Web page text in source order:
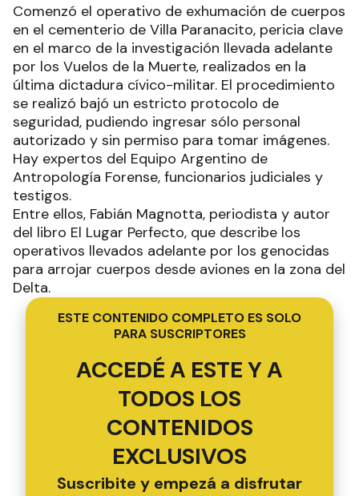
Comenzó el operativo de exhumación de cuerpos
en el cementerio de Villa Paranacito, pericia clave
en el marco de la investigación llevada adelante
por los Vuelos de la Muerte, realizados en la
última dictadura cívico-militar. El procedimiento
se realizó bajó un estricto protocolo de
seguridad, pudiendo ingresar sólo personal
autorizado y sin permiso para tomar imágenes.
Hay expertos del Equipo Argentino de
Antropología Forense, funcionarios judiciales y
testigos.
Entre ellos, Fabián Magnotta, periodista y autor
del libro El Lugar Perfecto, que describe los
operativos llevados adelante por los genocidas
para arrojar cuerpos desde aviones en la zona del
Delta.
ESTE CONTENIDO COMPLETO ES SOLO
PARA SUSCRIPTORES
ACCEDÉ A ESTE Y A
TODOS LOS
CONTENIDOS
EXCLUSIVOS
Suscribite y empezá a disfrutar